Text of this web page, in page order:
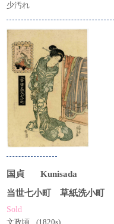
少汚れ
国貞
Kunisada
当世七小町 草紙洗小町
Sold
文政頃
(1820s)